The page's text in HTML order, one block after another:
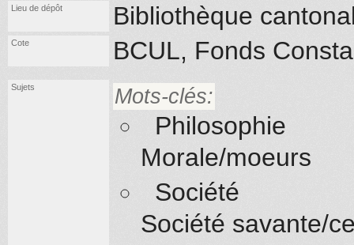
Lieu de dépôt Bibliothèque
Cote BCUL, Fonds
Sujets Mots-clés:
Philosophie
Morale/moeurs
Société
Société savante/